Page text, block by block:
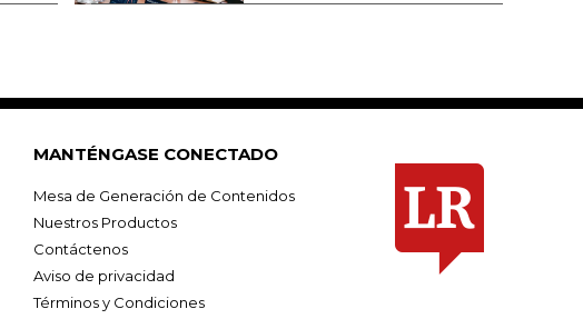
MANTÉNGASE CONECTADO
Mesa de Generación de Contenidos
Nuestros Productos
Contáctenos
Aviso de privacidad
Términos y Condiciones